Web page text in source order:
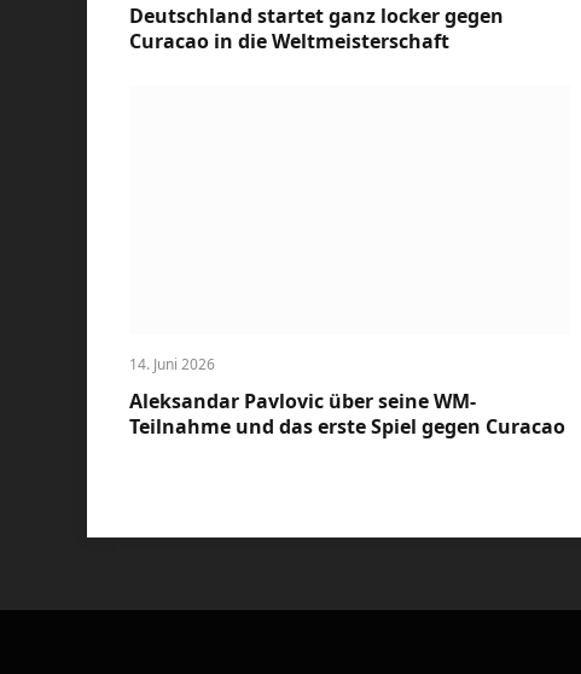
Deutschland startet ganz locker gegen
Curacao in die Weltmeisterschaft
14. Juni 2026
Aleksandar Pavlovic über seine WM-
Teilnahme und das erste Spiel gegen Curacao